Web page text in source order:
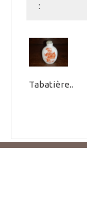
:
Tabatière...